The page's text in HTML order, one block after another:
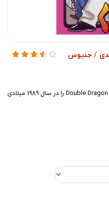
شرکت Acclime بازی Double Dragon II: The Revenge را در سال 1989 میلادی